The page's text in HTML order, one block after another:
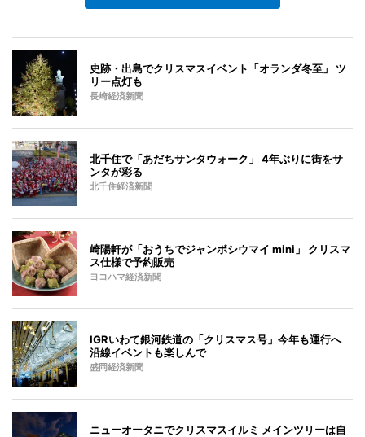
史跡・出島でクリスマスイベント「オランダ冬至」 ツ
リー点灯も
長崎経済新聞
北千住で「あだちサンタウォーク」 4年ぶりに街をサ
ンタが彩る
北千住経済新聞
崎陽軒が「おうちでジャンボシウマイ mini」 クリスマ
ス仕様で予約販売
ヨコハマ経済新聞
IGRいわて銀河鉄道の「クリスマス号」今年も運行へ
沿線イベントも楽しんで
盛岡経済新聞
ニューオータニでクリスマスイルミ メインツリーは自